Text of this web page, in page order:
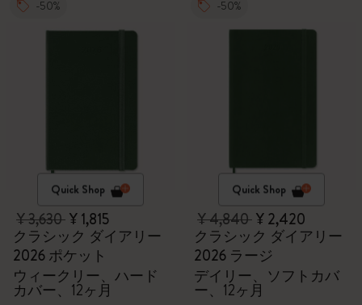
-50%
Quick Shop
¥ 3,630¥ 1,815
クラシック ダイアリー
2026 ポケット
ウィークリー、ハード
カバー、12ヶ月
-50%
Quick Shop
¥ 4,840¥ 2,420
クラシック ダイアリー
2026 ラージ
デイリー、ソフトカバ
ー、12ヶ月